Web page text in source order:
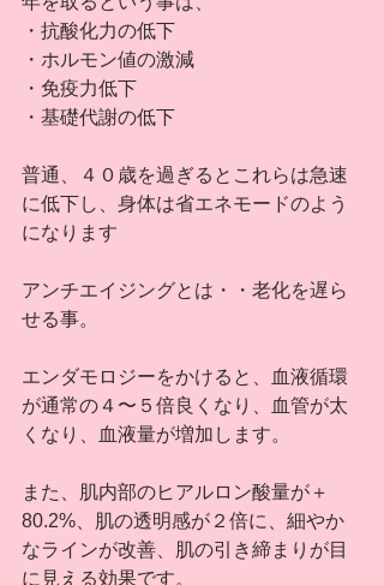
・抗酸化力の低下
・ホルモン値の激減
・免疫力低下
・基礎代謝の低下
普通、４０歳を過ぎるとこれらは急速
に低下し、身体は省エネモードのよう
になります
アンチエイジングとは・・老化を遅ら
せる事。
エンダモロジーをかけると、血液循環
が通常の４〜５倍良くなり、血管が太
くなり、血液量が増加します。
また、肌内部のヒアルロン酸量が＋
80.2%、肌の透明感が２倍に、細やか
なラインが改善、肌の引き締まりが目
に見える効果です。